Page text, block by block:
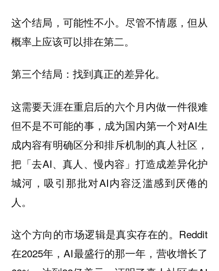
这个结局，可能性不小。尽管不情愿，但从
概率上应该可以排在第二。
第三个结局：找到真正的差异化。
这需要天涯在重启后的六个月内做一件很难
但不是不可能的事，成为国内第一个对AI生
成内容有明确区分和排斥机制的真人社区，
把「去AI、真人、慢内容」打造成差异化护
城河，吸引那批对AI内容泛滥感到厌倦的
人。
这个方向的市场逻辑是真实存在的。Reddit
在2025年，AI最盛行的那一年，营收增长了